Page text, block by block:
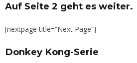
Auf Seite 2 geht es weiter.
[nextpage title=“Next Page“]
Donkey Kong-Serie